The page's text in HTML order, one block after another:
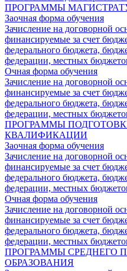
ПРОГРАММЫ
Заочная форма обучения
Зачисление на договорной
финансируемые за счет
федерального бюджета,
федерации, местных
Очная форма обучения
Зачисление на договорной
финансируемые за счет
федерального бюджета,
федерации, местных
ПРОГРАММЫ
КВАЛИФИКАЦИИ
Заочная форма обучения
Зачисление на договорной
финансируемые за счет
федерального бюджета,
федерации, местных
Очная форма обучения
Зачисление на договорной
финансируемые за счет
федерального бюджета,
федерации, местных
ПРОГРАММЫ СРЕДНЕГО
ОБРАЗОВАНИЯ